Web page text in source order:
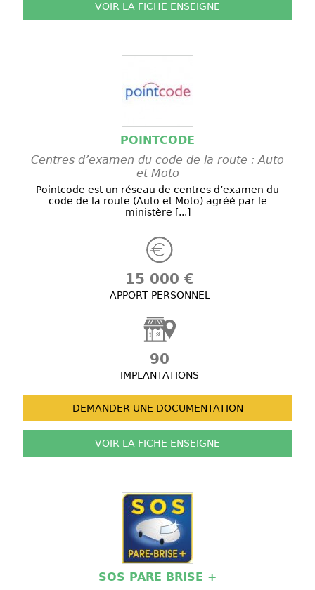
VOIR LA FICHE ENSEIGNE
POINTCODE
Centres d’examen du code de la route : Auto
et Moto
Pointcode est un réseau de centres d’examen du
code de la route (Auto et Moto) agréé par le
ministère [...]
15 000 €
APPORT PERSONNEL
90
IMPLANTATIONS
DEMANDER UNE DOCUMENTATION
VOIR LA FICHE ENSEIGNE
SOS PARE BRISE +